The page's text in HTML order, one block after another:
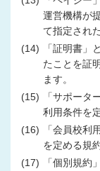
運営機構が
て指定され
(14)
「証明書」
たことを証
ます。
(15)
「サポータ
利用条件を
(16)
「会員校利
を定める規
(17)
「個別規約